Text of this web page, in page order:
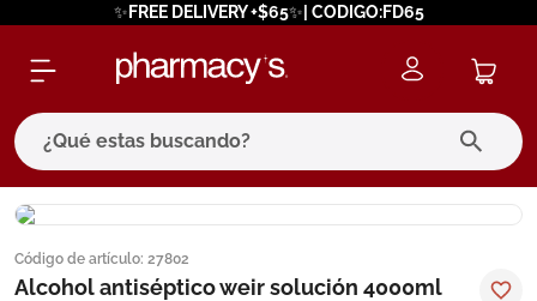
✨FREE DELIVERY +$65✨| CODIGO:FD65
¿Qué estas buscando?
Código de artículo: 27802
Alcohol antiséptico weir solución 4000ml
términos más buscados
1. eucerin